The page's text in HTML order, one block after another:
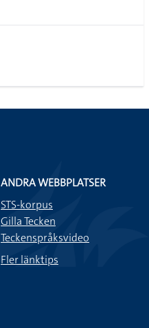
ANDRA WEBBPLATSER
STS-korpus
Gilla Tecken
Teckenspråksvideo
Fler länktips